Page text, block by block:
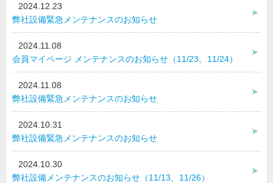
2024.12.23
弊社設備緊急メンテナンスのお知らせ
2024.11.08
会員マイページ メンテナンスのお知らせ（11/23、11/24）
2024.11.08
弊社設備緊急メンテナンスのお知らせ
2024.10.31
弊社設備緊急メンテナンスのお知らせ
2024.10.30
弊社設備メンテナンスのお知らせ（11/13、11/26）